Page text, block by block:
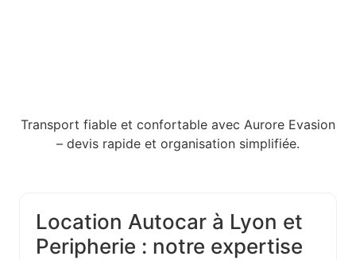
Transport fiable et confortable avec Aurore Evasion
– devis rapide et organisation simplifiée.
Location Autocar à Lyon et
Peripherie : notre expertise